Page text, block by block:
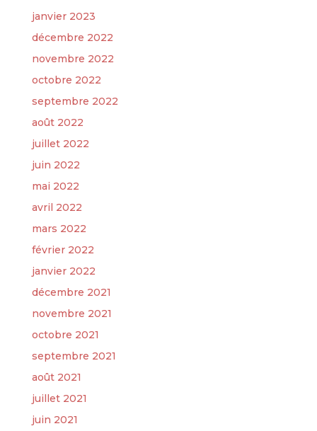
janvier 2023
décembre 2022
novembre 2022
octobre 2022
septembre 2022
août 2022
juillet 2022
juin 2022
mai 2022
avril 2022
mars 2022
février 2022
janvier 2022
décembre 2021
novembre 2021
octobre 2021
septembre 2021
août 2021
juillet 2021
juin 2021